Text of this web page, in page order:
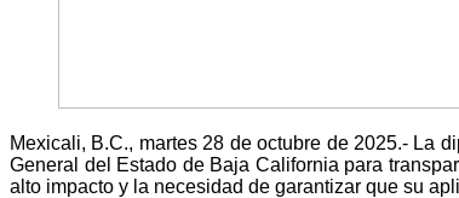
Mexicali, B.C., martes 28 de octubre de 2025.- La
General del Estado de Baja California para
alto impacto y la necesidad de garantizar que su